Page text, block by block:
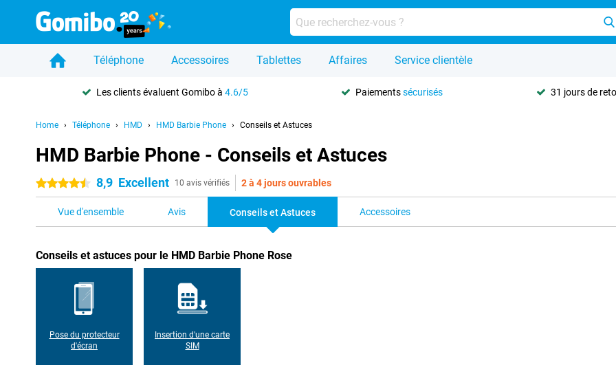
Téléphone Accessoires Tablettes Affaires Service clientèle
Les clients évaluent Gomibo à4.6/5 Paiementssécurisés 31 jours de
Home Téléphone HMD HMD Barbie Phone Conseils et Astuces
HMD Barbie Phone - Conseils et Astuces
4.5 étoiles 8,9 Excellent 10 avis vérifiés 2 à 4 jours ouvrables
Vue d'ensemble Avis Conseils et Astuces Accessoires
Conseils et astuces pour le HMD Barbie Phone Rose
Pose du protecteur
d'écran
Insertion d'une carte
SIM